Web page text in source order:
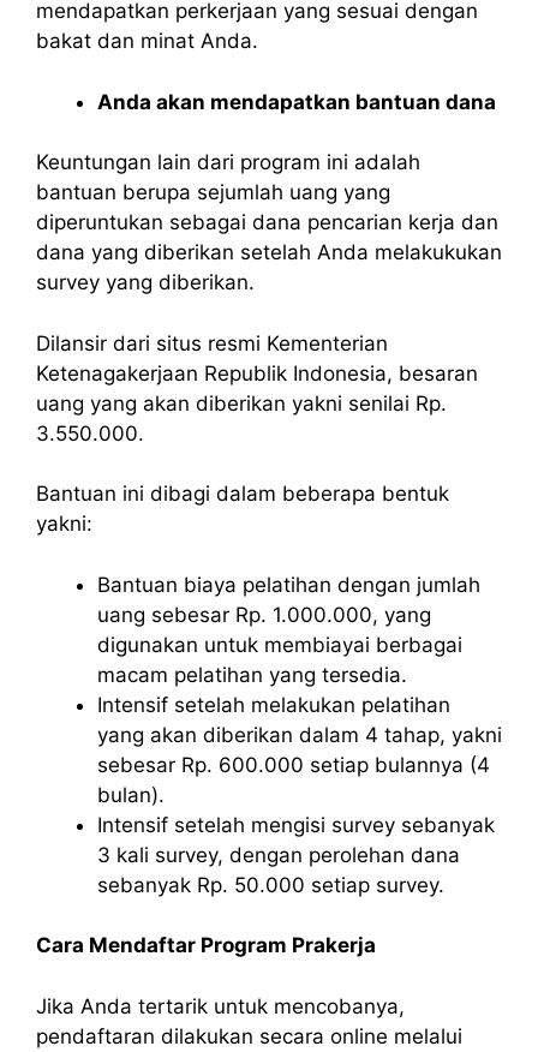
mendapatkan perkerjaan yang sesuai dengan
bakat dan minat Anda.
Anda akan mendapatkan bantuan dana
Keuntungan lain dari program ini adalah
bantuan berupa sejumlah uang yang
diperuntukan sebagai dana pencarian kerja dan
dana yang diberikan setelah Anda melakukukan
survey yang diberikan.
Dilansir dari situs resmi Kementerian
Ketenagakerjaan Republik Indonesia, besaran
uang yang akan diberikan yakni senilai Rp.
3.550.000.
Bantuan ini dibagi dalam beberapa bentuk
yakni:
Bantuan biaya pelatihan dengan jumlah
uang sebesar Rp. 1.000.000, yang
digunakan untuk membiayai berbagai
macam pelatihan yang tersedia.
Intensif setelah melakukan pelatihan
yang akan diberikan dalam 4 tahap, yakni
sebesar Rp. 600.000 setiap bulannya (4
bulan).
Intensif setelah mengisi survey sebanyak
3 kali survey, dengan perolehan dana
sebanyak Rp. 50.000 setiap survey.
Cara Mendaftar Program Prakerja
Jika Anda tertarik untuk mencobanya,
pendaftaran dilakukan secara online melalui